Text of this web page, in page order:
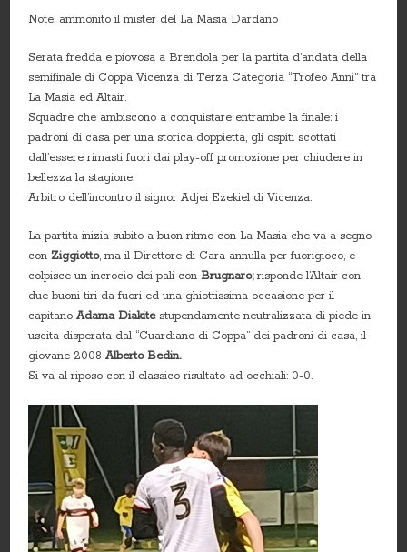
Note: ammonito il mister del La Masia Dardano
Serata fredda e piovosa a Brendola per la partita d’andata della
semifinale di Coppa Vicenza di Terza Categoria “Trofeo Anni” tra
La Masia ed Altair.
Squadre che ambiscono a conquistare entrambe la finale: i
padroni di casa per una storica doppietta, gli ospiti scottati
dall’essere rimasti fuori dai play-off promozione per chiudere in
bellezza la stagione.
Arbitro dell’incontro il signor Adjei Ezekiel di Vicenza.
La partita inizia subito a buon ritmo con La Masia che va a segno
con Ziggiotto, ma il Direttore di Gara annulla per fuorigioco, e
colpisce un incrocio dei pali conBrugnaro;risponde l’Altair con
due buoni tiri da fuori ed una ghiottissima occasione per il
capitanoAdama Diakitestupendamente neutralizzata di piede in
uscita disperata dal “Guardiano di Coppa” dei padroni di casa, il
giovane 2008Alberto Bedin.
Si va al riposo con il classico risultato ad occhiali: 0-0.